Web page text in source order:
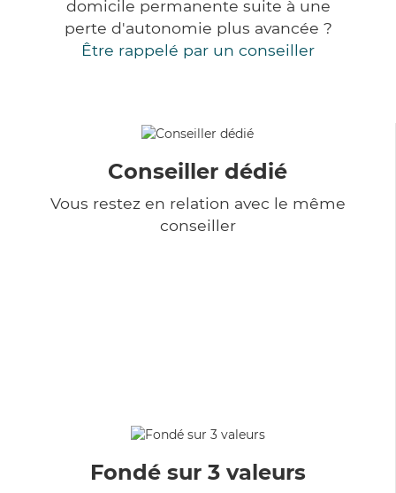
domicile permanente suite à une
perte d'autonomie plus avancée ?
Être rappelé par un conseiller
Conseiller dédié
Vous restez en relation avec le même
conseiller
Fondé sur 3 valeurs